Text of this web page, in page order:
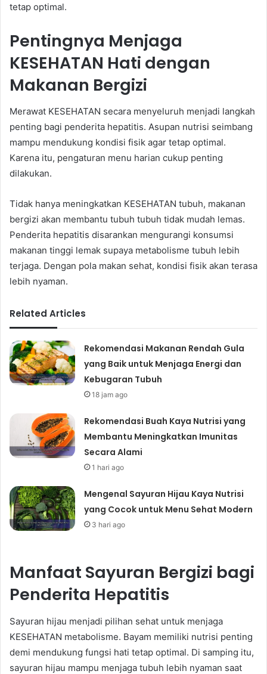
tetap optimal.
Pentingnya Menjaga
KESEHATAN Hati dengan
Makanan Bergizi
Merawat KESEHATAN secara menyeluruh menjadi langkah
penting bagi penderita hepatitis. Asupan nutrisi seimbang
mampu mendukung kondisi fisik agar tetap optimal.
Karena itu, pengaturan menu harian cukup penting
dilakukan.
Tidak hanya meningkatkan KESEHATAN tubuh, makanan
bergizi akan membantu tubuh tubuh tidak mudah lemas.
Penderita hepatitis disarankan mengurangi konsumsi
makanan tinggi lemak supaya metabolisme tubuh lebih
terjaga. Dengan pola makan sehat, kondisi fisik akan terasa
lebih nyaman.
Related Articles
Rekomendasi Makanan Rendah Gula
yang Baik untuk Menjaga Energi dan
Kebugaran Tubuh
18 jam ago
Rekomendasi Buah Kaya Nutrisi yang
Membantu Meningkatkan Imunitas
Secara Alami
1 hari ago
Mengenal Sayuran Hijau Kaya Nutrisi
yang Cocok untuk Menu Sehat Modern
3 hari ago
Manfaat Sayuran Bergizi bagi
Penderita Hepatitis
Sayuran hijau menjadi pilihan sehat untuk menjaga
KESEHATAN metabolisme. Bayam memiliki nutrisi penting
demi mendukung fungsi hati tetap optimal. Di samping itu,
sayuran hijau mampu menjaga tubuh lebih nyaman saat